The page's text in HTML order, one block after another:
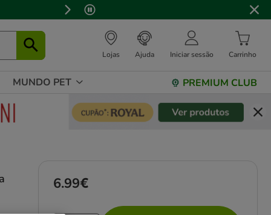
Lojas Ajuda Iniciar sessão Carrinho
MUNDO PET PREMIUM CLUB
Preço 6.99€
6.99€